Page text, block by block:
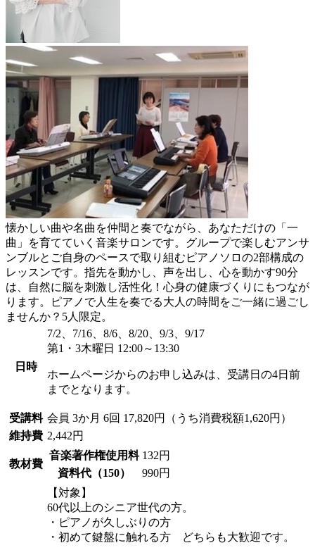
懐かしい曲や名曲を仲間と奏でながら、あなただけの「一
曲」を育てていく音楽サロンです。グループで楽しむアンサ
ンブルとご自身のペースで取り組むピアノソロの2部構成の
レッスンです。指先を動かし、声を出し、心を動かす90分
は、自然に脳を刺激し活性化！心身の健康づくりにもつなが
ります。ピアノで人生を奏でる大人の時間をご一緒に過ごし
ませんか？5人限定。
日時
7/2、7/16、8/6、8/20、9/3、9/17
第1・3木曜日 12:00～13:30
ホームページからのお申し込みは、受講日の4日前
までとなります。
受講料 会員 3か月 6回 17,820円（うち消費税額1,620円）
維持費 2,442円
教材費
音楽著作権使用料 132円
資料代（150）
990円
【対象】
60代以上のシニア世代の方。
・ピアノが久しぶりの方
・初めて鍵盤に触れる方 どちらも大歓迎です。